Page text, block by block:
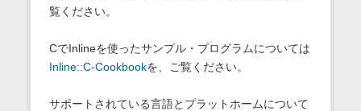
覧ください。
CでInlineを使ったサンプル・プログラムについては
Inline::C-Cookbookを、ご覧ください。
サポートされている言語とプラットホームについて